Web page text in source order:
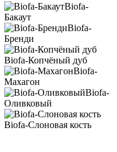
Biofa-
Бакаут
Biofa-
Бренди
Biofa-Копчёный дуб
Biofa-
Махагон
Biofa-
Оливковый
Biofa-Слоновая кость